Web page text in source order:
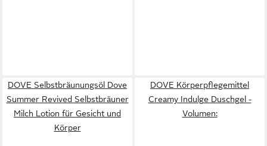
DOVE Selbstbräunungsöl Dove
Summer Revived Selbstbräuner
Milch Lotion für Gesicht und
Körper
DOVE Körperpflegemittel
Creamy Indulge Duschgel -
Volumen: